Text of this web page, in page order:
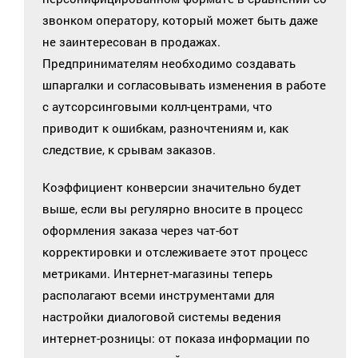
звонком оператору, который может быть даже
не заинтересован в продажах.
Предпринимателям необходимо создавать
шпаргалки и согласовывать изменения в работе
с аутсорсинговыми колл-центрами, что
приводит к ошибкам, разночтениям и, как
следствие, к срывам заказов.
Коэффициент конверсии значительно будет
выше, если вы регулярно вносите в процесс
оформления заказа через чат-бот
корректировки и отслеживаете этот процесс
метриками. Интернет-магазины теперь
располагают всеми инструментами для
настройки диалоговой системы ведения
интернет-розницы: от показа информации по